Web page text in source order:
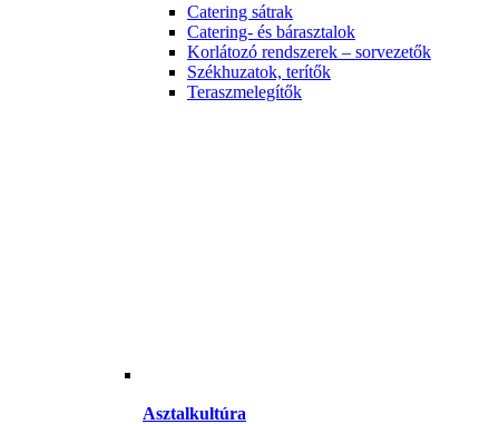
Catering sátrak
Catering- és bárasztalok
Korlátozó rendszerek – sorvezetők
Székhuzatok, terítők
Teraszmelegítők
Asztalkultúra